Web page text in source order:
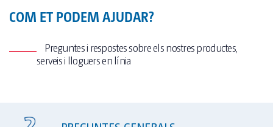
Serveis Complementaris
Sortida a tanc d‟aigües residuals de fins a 2000 L.
COM ET PODEM AJUDAR?
Preguntes i respostes sobre els nostres productes,
serveis i lloguers en línia